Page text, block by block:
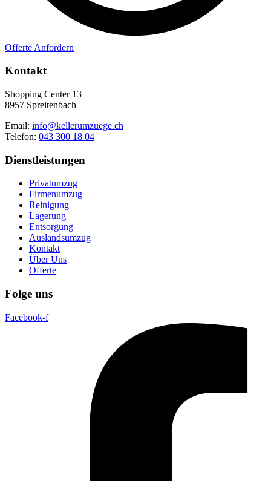
Offerte Anfordern
Kontakt
Shopping Center 13
8957 Spreitenbach
Email: info@kellerumzuege.ch
Telefon: 043 300 18 04
Dienstleistungen
Privatumzug
Firmenumzug
Reinigung
Lagerung
Entsorgung
Auslandsumzug
Kontakt
Über Uns
Offerte
Folge uns
Facebook-f